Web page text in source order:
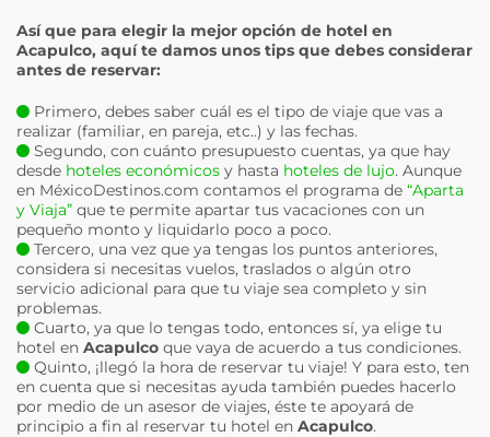
Así que para elegir la mejor opción de hotel en
Acapulco, aquí te damos unos tips que debes considerar
antes de reservar:
Primero, debes saber cuál es el tipo de viaje que vas a
realizar (familiar, en pareja, etc..) y las fechas.
Segundo, con cuánto presupuesto cuentas, ya que hay
desde hoteles económicos y hasta hoteles de lujo. Aunque
en MéxicoDestinos.com contamos el programa de “Aparta
y Viaja” que te permite apartar tus vacaciones con un
pequeño monto y liquidarlo poco a poco.
Tercero, una vez que ya tengas los puntos anteriores,
considera si necesitas vuelos, traslados o algún otro
servicio adicional para que tu viaje sea completo y sin
problemas.
Cuarto, ya que lo tengas todo, entonces sí, ya elige tu
hotel en Acapulco que vaya de acuerdo a tus condiciones.
Quinto, ¡llegó la hora de reservar tu viaje! Y para esto, ten
en cuenta que si necesitas ayuda también puedes hacerlo
por medio de un asesor de viajes, éste te apoyará de
principio a fin al reservar tu hotel en Acapulco.